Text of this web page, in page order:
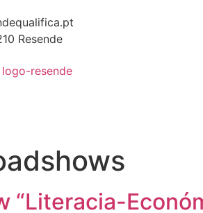
Resende
“Literacia-